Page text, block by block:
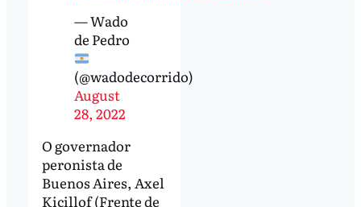
— Wado
de Pedro
(@wadodecorrido)
August
28, 2022
O governador
peronista de
Buenos Aires, Axel
Kicillof (Frente de